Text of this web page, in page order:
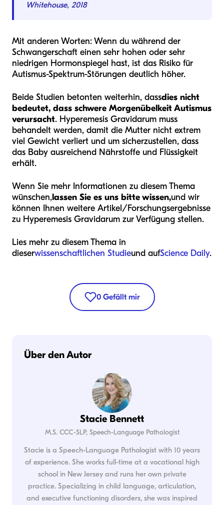
Whitehouse, 2018
Mit anderen Worten: Wenn du während der
Schwangerschaft einen sehr hohen oder sehr
niedrigen Hormonspiegel hast, ist das Risiko für
Autismus-Spektrum-Störungen deutlich höher.
Beide Studien betonten weiterhin, dassdies nicht
bedeutet, dass schwere Morgenübelkeit Autismus
verursacht. Hyperemesis Gravidarum muss
behandelt werden, damit die Mutter nicht extrem
viel Gewicht verliert und um sicherzustellen, dass
das Baby ausreichend Nährstoffe und Flüssigkeit
erhält.
Wenn Sie mehr Informationen zu diesem Thema
wünschen,lassen Sie es uns bitte wissen,und wir
können Ihnen weitere Artikel/Forschungsergebnisse
zu Hyperemesis Gravidarum zur Verfügung stellen.
Lies mehr zu diesem Thema in
dieserwissenschaftlichen Studieund aufScience Daily.
0 Gefällt mir
Über den Autor
Stacie Bennett
M.S. CCC-SLP, Speech-Language Pathologist
Stacie is a Speech-Language Pathologist with 10 years
of experience. She works full-time at a vocational high
school in New Jersey and runs her own private
practice. Specializing in child language, articulation,
and executive functioning disorders, she was inspired